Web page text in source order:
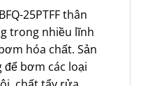
BFQ-25PTFF thân
trong nhiều lĩnh
hóa chất. Sản
bơm các loại